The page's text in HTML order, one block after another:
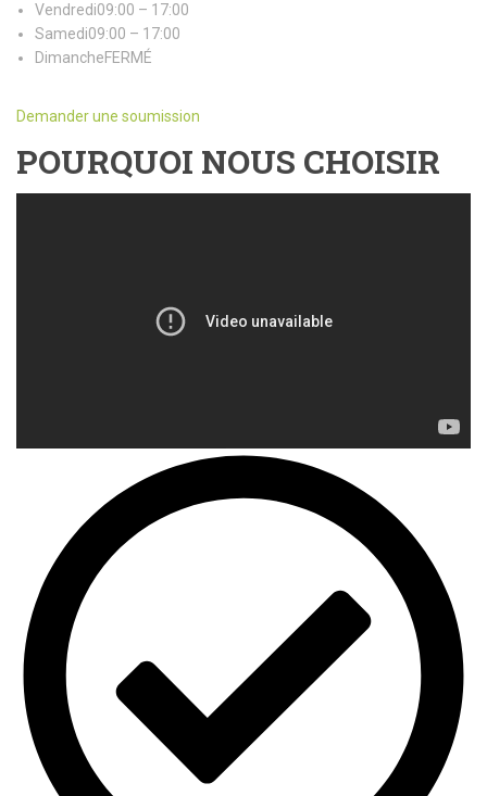
Vendredi09:00 – 17:00
Samedi09:00 – 17:00
DimancheFERMÉ
Demander une soumission
POURQUOI NOUS CHOISIR